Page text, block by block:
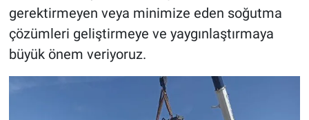
gerektirmeyen veya minimize eden soğutma
çözümleri geliştirmeye ve yaygınlaştırmaya
büyük önem veriyoruz.